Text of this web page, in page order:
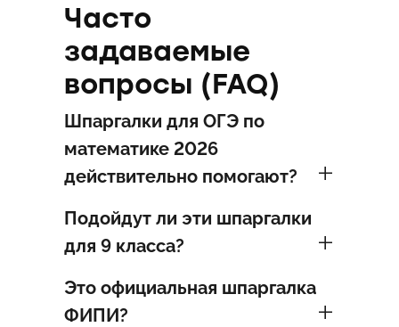
Часто
задаваемые
вопросы (FAQ)
Шпаргалки для ОГЭ по
математике 2026
действительно помогают?
Подойдут ли эти шпаргалки
для 9 класса?
Это официальная шпаргалка
ФИПИ?